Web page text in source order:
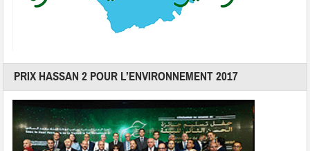
PRIX HASSAN 2 POUR L’ENVIRONNEMENT 2017